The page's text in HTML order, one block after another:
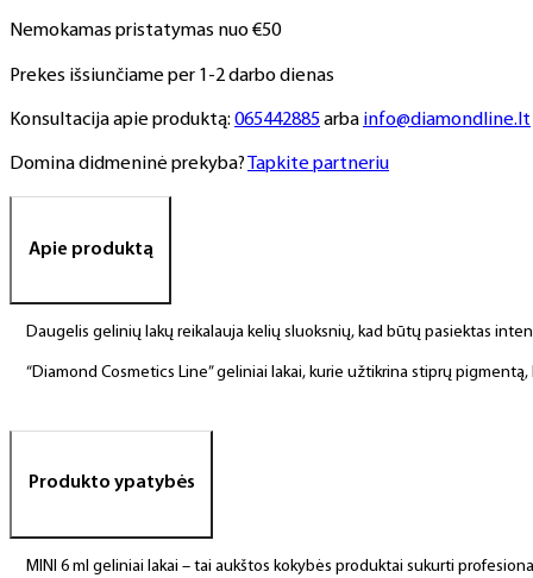
Nemokamas pristatymas nuo €50
Prekes išsiunčiame per 1-2 darbo dienas
Konsultacija apie produktą: 065442885arba info@diamondline.lt
Domina didmeninė prekyba? Tapkite partneriu
Apie produktą
Daugelis gelinių lakų reikalauja kelių sluoksnių, kad būtų pasiektas
“Diamond Cosmetics Line” geliniai lakai, kurie užtikrina stiprų
Produkto ypatybės
MINI 6 ml geliniai lakai – tai aukštos kokybės produktai sukurti